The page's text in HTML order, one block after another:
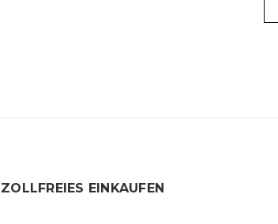
ZOLLFREIES EINKAUFEN